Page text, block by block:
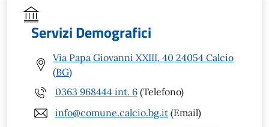
Servizi Demografici
Via Papa Giovanni XXIII, 40 24054 Calcio
(BG)
0363 968444 int. 6 (Telefono)
info@comune.calcio.bg.it (Email)